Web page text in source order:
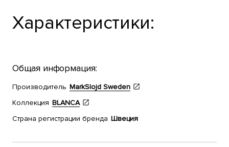
Характеристики:
Общая информация:
Производитель MarkSlojd Sweden
Коллекция BLANCA
Страна регистрации бренда Швеция